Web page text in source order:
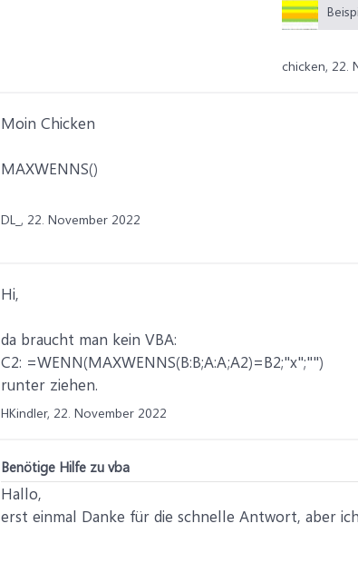
chicken, 22.
Moin Chicken
MAXWENNS()
DL_, 22. November 2022
Hi,
da braucht man kein VBA:
C2: =WENN(MAXWENNS(B:B;A:A;A2)=B2;"x";"")
runter ziehen.
HKindler, 22. November 2022
Benötige Hilfe zu vba
Hallo,
erst einmal Danke für die schnelle Antwort, aber